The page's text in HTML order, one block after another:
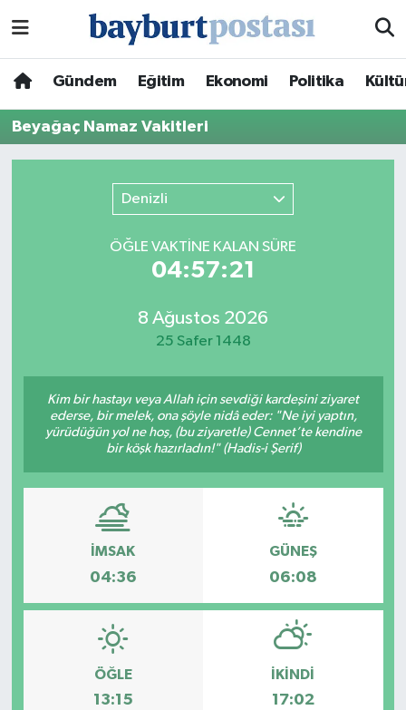
Gündem Eğitim Ekonomi Politika
Beyağaç Namaz Vakitleri
Denizli
ÖĞLE VAKTİNE KALAN SÜRE
04:57:21
8 Ağustos 2026
25 Safer 1448
Kim bir hastayı veya Allah için sevdiği kardeşini ziyaret
ederse, bir melek, ona şöyle nidâ eder: "Ne iyi yaptın,
yürüdüğün yol ne hoş, (bu ziyaretle) Cennet’te kendine
bir köşk hazırladın!" (Hadis-i Şerif)
İMSAK
04:36
GÜNEŞ
06:08
ÖĞLE
13:15
İKINDI
17:02
Hava Durumu
Namaz Vakitleri
Trafik Durumu
Süper Lig Puan Durumu ve Fikstür
Son Dakika Haberleri
Haber Arşivi